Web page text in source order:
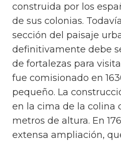
construida por los
de sus colonias.
sección del paisaje
definitivamente debe
de fortalezas para
fue comisionado en
pequeño. La
en la cima de la colina
metros de altura. En
extensa ampliación,